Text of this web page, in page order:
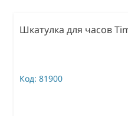
Шкатулка для часов
Код: 81900